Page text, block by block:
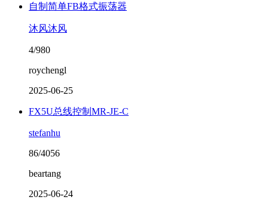
自制简单FB格式振荡器
沐风沐风
4/980
roychengl
2025-06-25
FX5U总线控制MR-JE-C
stefanhu
86/4056
beartang
2025-06-24